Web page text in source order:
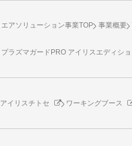
エアソリューション事業TOP 事業概要
プラズマガードPRO アイリスエディシ
アイリスチトセ ワーキングブース